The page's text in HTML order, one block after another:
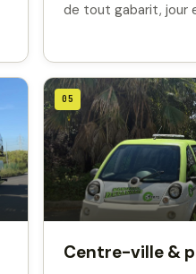
de tout gabarit, jour
05
Centre-ville &